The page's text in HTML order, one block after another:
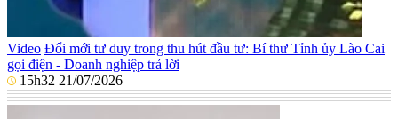
Video Đổi mới tư duy trong thu hút đầu tư: Bí thư Tỉnh ủy Lào Cai
gọi điện - Doanh nghiệp trả lời
15h32 21/07/2026